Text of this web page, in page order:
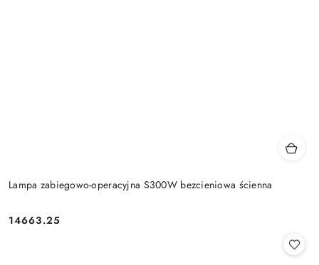
Lampa zabiegowo-operacyjna S300W bezcieniowa ścienna
Cena:
14663.25